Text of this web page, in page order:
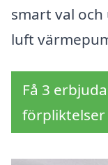
smart val
luft
Få 3
förpliktelser